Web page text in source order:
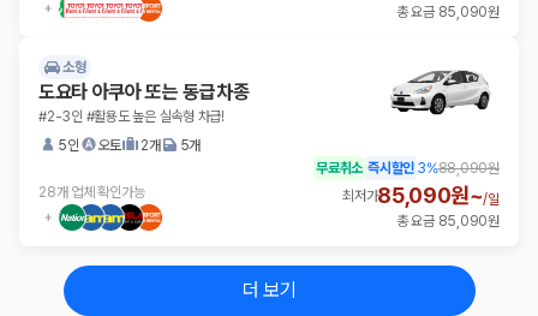
총 요금 85,090원
소형
도요타 아쿠아 또는 동급차종
#2-3인 #활용도 높은 실속형 차급!
5인
오토 2개 5개
28개 업체 확인가능
무료취소 즉시할인 3%88,090원
최저가85,090원~/일
총 요금 85,090원
더 보기